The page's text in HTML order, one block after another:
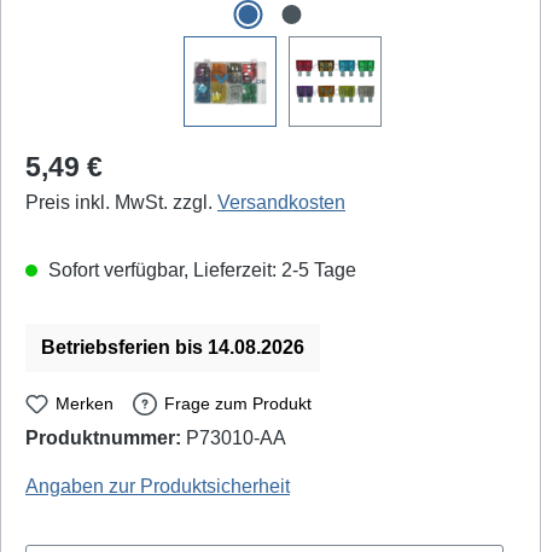
Regulärer Preis:
5,49 €
Preis inkl. MwSt. zzgl. Versandkosten
Sofort verfügbar, Lieferzeit: 2-5 Tage
Betriebsferien bis 14.08.2026
Merken Frage zum Produkt
Produktnummer: P73010-AA
Angaben zur Produktsicherheit